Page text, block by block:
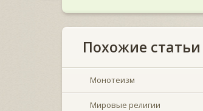
Похожие статьи
Монотеизм
Мировые религии